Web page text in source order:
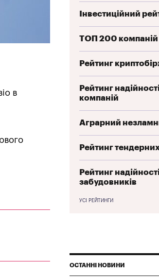
в
Інвестиційний
ТОП 200 компаній
Рейтинг
Рейтинг
компаній
Аграрний
Рейтинг
Рейтинг
забудовників
УСІ РЕЙТИНГИ
ОСТАННІ НОВИНИ